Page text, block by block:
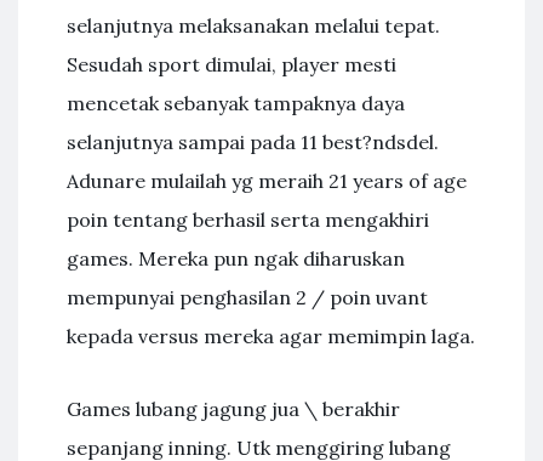
selanjutnya melaksanakan melalui tepat.
Sesudah sport dimulai, player mesti
mencetak sebanyak tampaknya daya
selanjutnya sampai pada 11 best?ndsdel.
Adunare mulailah yg meraih 21 years of age
poin tentang berhasil serta mengakhiri
games. Mereka pun ngak diharuskan
mempunyai penghasilan 2 / poin uvant
kepada versus mereka agar memimpin laga.
Games lubang jagung jua \ berakhir
sepanjang inning. Utk menggiring lubang